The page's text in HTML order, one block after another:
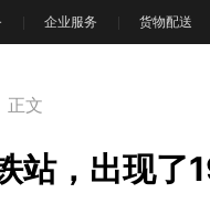
企业服务 货物配送
正文
站，出现了